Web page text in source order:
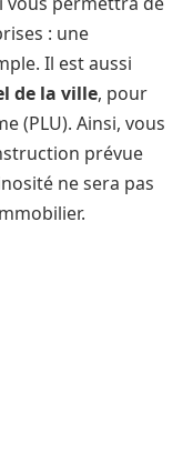
: une
Il est aussi
de la ville, pour
(PLU). Ainsi, vous
prévue
ne sera pas